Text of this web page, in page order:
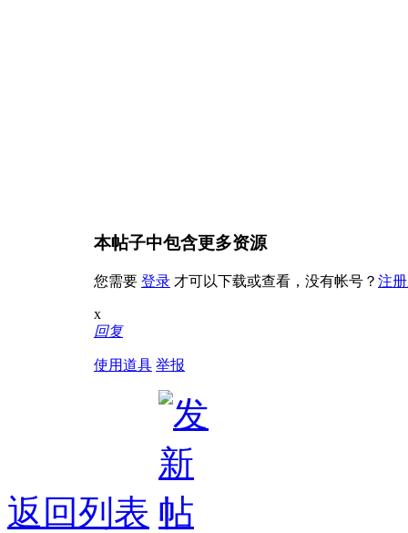
本帖子中包含更多资源
您需要 登录 才可以下载或查看，没有帐号？ 注
x
回复
使用道具 举报
返回列表